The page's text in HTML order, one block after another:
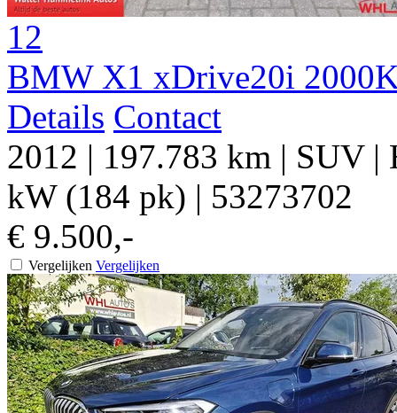
12
BMW X1 xDrive20i
Details Contact
2012 | 197.783 km | SUV|
kW (184 pk) | 53273702
€ 9.500,-
Vergelijken Vergelijken